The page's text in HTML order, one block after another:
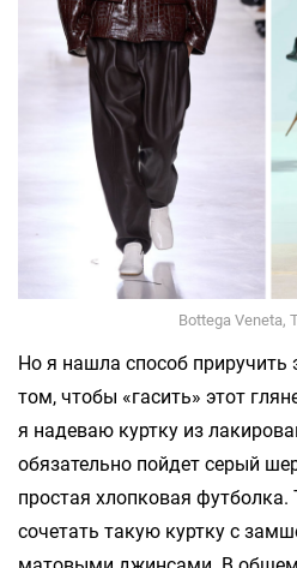
Bottega Veneta,
Но я нашла способ приручить
том, чтобы «гасить» этот
я надеваю куртку из
обязательно пойдет серый
простая хлопковая
сочетать такую куртку с